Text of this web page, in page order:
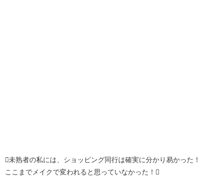
未熟者の私には、ショッピング同行は確実に分かり易かった！
ここまでメイクで変われると思っていなかった！